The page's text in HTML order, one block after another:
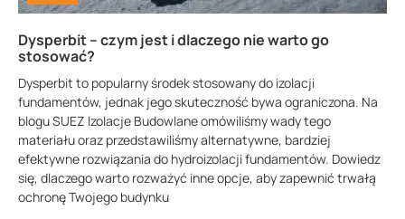
Dysperbit – czym jest i dlaczego nie warto go
stosować?
Dysperbit to popularny środek stosowany do izolacji
fundamentów, jednak jego skuteczność bywa ograniczona. Na
blogu SUEZ Izolacje Budowlane omówiliśmy wady tego
materiału oraz przedstawiliśmy alternatywne, bardziej
efektywne rozwiązania do hydroizolacji fundamentów. Dowiedz
się, dlaczego warto rozważyć inne opcje, aby zapewnić trwałą
ochronę Twojego budynku